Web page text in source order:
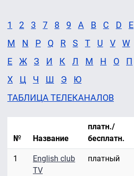
1 2 3 7 8 9 A B C D E
M
N P Q R S T U V W
Е
Ж З И К Л М Н О П
Х
Ц Ч Ш Э
Ю
ТАБЛИЦА ТЕЛЕКАНАЛОВ
№ Название
платн./
бесплатн.
1
English club
TV
платный